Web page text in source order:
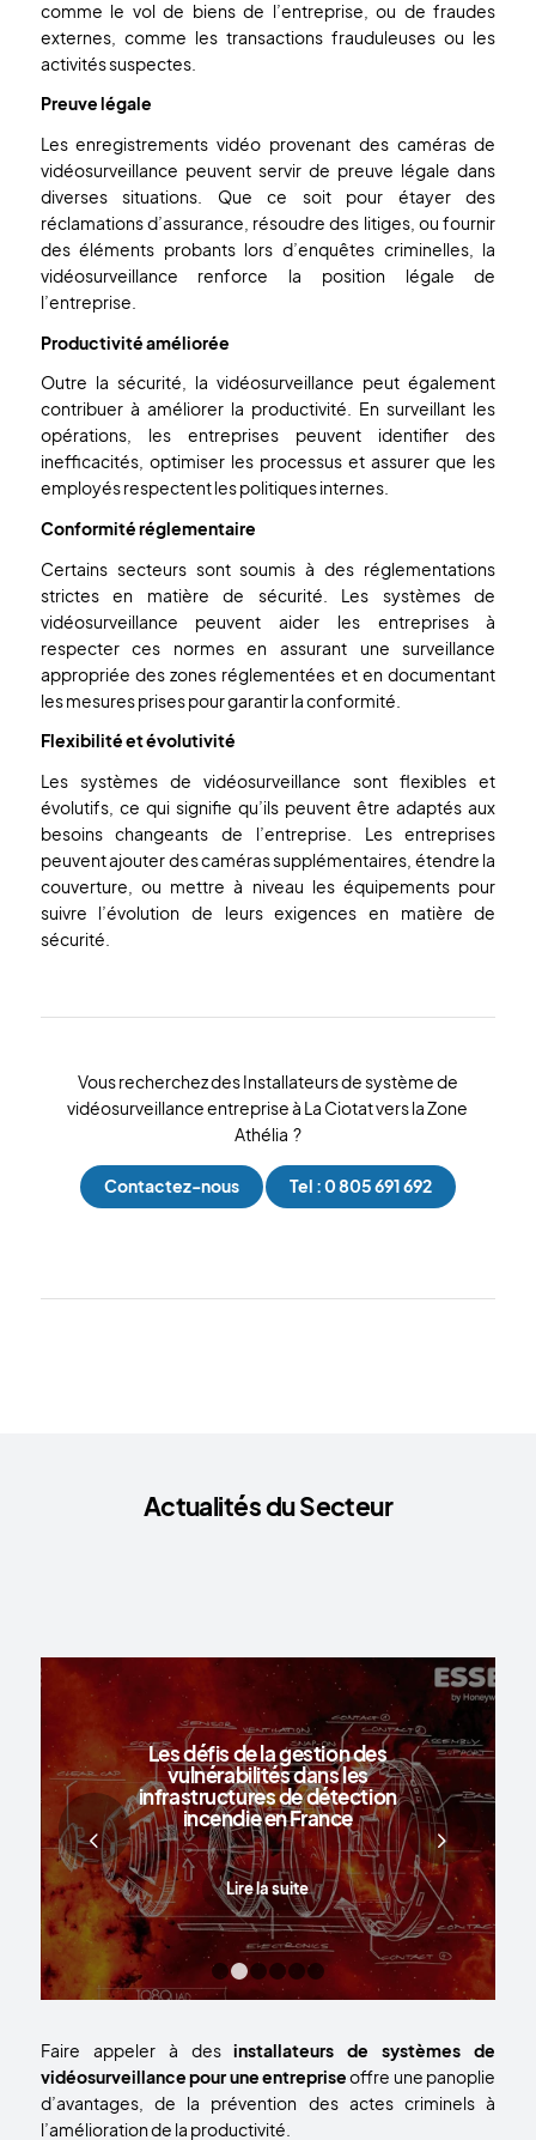
comme le vol de biens de l’entreprise, ou de fraudes
externes, comme les transactions frauduleuses ou les
activités suspectes.
Preuve légale
Les enregistrements vidéo provenant des caméras de
vidéosurveillance peuvent servir de preuve légale dans
diverses situations. Que ce soit pour étayer des
réclamations d’assurance, résoudre des litiges, ou fournir
des éléments probants lors d’enquêtes criminelles, la
vidéosurveillance renforce la position légale de
l’entreprise.
Productivité améliorée
Outre la sécurité, la vidéosurveillance peut également
contribuer à améliorer la productivité. En surveillant les
opérations, les entreprises peuvent identifier des
inefficacités, optimiser les processus et assurer que les
employés respectent les politiques internes.
Conformité réglementaire
Certains secteurs sont soumis à des réglementations
strictes en matière de sécurité. Les systèmes de
vidéosurveillance peuvent aider les entreprises à
respecter ces normes en assurant une surveillance
appropriée des zones réglementées et en documentant
les mesures prises pour garantir la conformité.
Flexibilité et évolutivité
Les systèmes de vidéosurveillance sont flexibles et
évolutifs, ce qui signifie qu’ils peuvent être adaptés aux
besoins changeants de l’entreprise. Les entreprises
peuvent ajouter des caméras supplémentaires, étendre la
couverture, ou mettre à niveau les équipements pour
suivre l’évolution de leurs exigences en matière de
sécurité.
Vous recherchez des Installateurs de système de
vidéosurveillance entreprise à La Ciotat vers la Zone
Athélia ?
Contactez-nous Tel : 0 805 691 692
Actualités du Secteur
Les défis de la gestion des
vulnérabilités dans les
infrastructures de détection
incendie en France
Lire la suite
Suivant
2 3 5
Faire appeler à desinstallateurs de systèmes de
vidéosurveillance pour une entrepriseoffre une panoplie
d’avantages, de la prévention des actes criminels à
l’amélioration de la productivité.